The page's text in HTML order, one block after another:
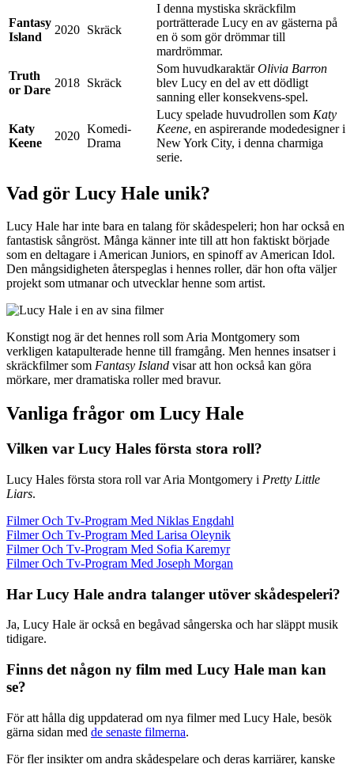
Fantasy
Island
2020 Skräck
I denna mystiska skräckfilm
porträtterade Lucy en av gästerna på
en ö som gör drömmar till
mardrömmar.
Truth
or Dare
2018 Skräck
Som huvudkaraktärOlivia Barron
blev Lucy en del av ett dödligt
sanning eller konsekvens-spel.
Katy
Keene
2020
Komedi-
Drama
Lucy spelade huvudrollen som Katy
Keene, en aspirerande modedesigner i
New York City, i denna charmiga
serie.
Vad gör Lucy Hale unik?
Lucy Hale har inte bara en talang för skådespeleri; hon har också en
fantastisk sångröst. Många känner inte till att hon faktiskt började
som en deltagare i American Juniors, en spinoff av American Idol.
Den mångsidigheten återspeglas i hennes roller, där hon ofta väljer
projekt som utmanar och utvecklar henne som artist.
Konstigt nog är det hennes roll som Aria Montgomery som
verkligen katapulterade henne till framgång. Men hennes insatser i
skräckfilmer som Fantasy Island visar att hon också kan göra
mörkare, mer dramatiska roller med bravur.
Vanliga frågor om Lucy Hale
Vilken var Lucy Hales första stora roll?
Lucy Hales första stora roll var Aria Montgomery i Pretty Little
Liars.
Filmer Och Tv-Program Med Niklas Engdahl
Filmer Och Tv-Program Med Larisa Oleynik
Filmer Och Tv-Program Med Sofia Karemyr
Filmer Och Tv-Program Med Joseph Morgan
Har Lucy Hale andra talanger utöver skådespeleri?
Ja, Lucy Hale är också en begåvad sångerska och har släppt musik
tidigare.
Finns det någon ny film med Lucy Hale man kan
se?
För att hålla dig uppdaterad om nya filmer med Lucy Hale, besök
gärna sidan med de senaste filmerna.
För fler insikter om andra skådespelare och deras karriärer, kanske